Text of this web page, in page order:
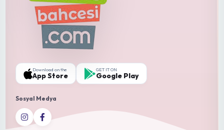
Download on the
App Store
GET IT ON
Google Play
Sosyal Medya